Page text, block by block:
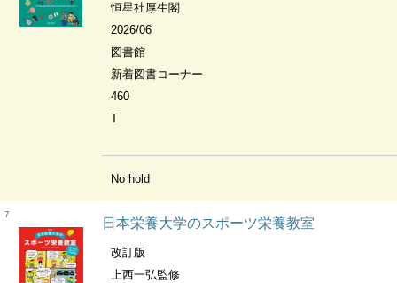
恒星社厚生閣
2026/06
図書館
新着図書コーナー
460
T
No hold
7
日本栄養大学のスポーツ栄養教室
改訂版
上西一弘監修